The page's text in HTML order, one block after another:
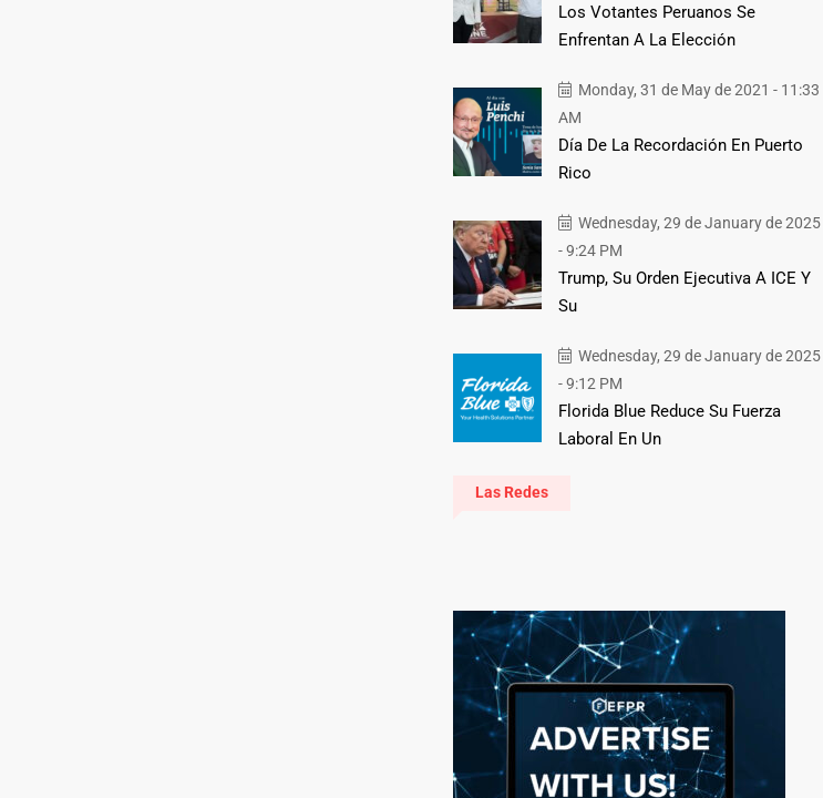
Los Votantes Peruanos Se
Enfrentan A La Elección
Monday, 31 de May de 2021 - 11:33
AM
Día De La Recordación En Puerto
Rico
Wednesday, 29 de January de 2025
- 9:24 PM
Trump, Su Orden Ejecutiva A ICE Y
Su
Wednesday, 29 de January de 2025
- 9:12 PM
Florida Blue Reduce Su Fuerza
Laboral En Un
Las Redes